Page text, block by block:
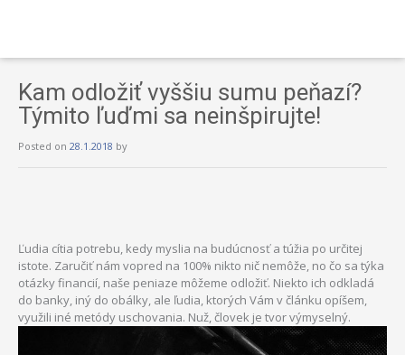
Kam odložiť vyššiu sumu peňazí?
Týmito ľuďmi sa neinšpirujte!
Posted on 28.1.2018 by
Ľudia cítia potrebu, kedy myslia na budúcnosť a túžia po určitej
istote. Zaručiť nám vopred na 100% nikto nič nemôže, no čo sa týka
otázky financií, naše peniaze môžeme odložiť. Niekto ich odkladá
do banky, iný do obálky, ale ľudia, ktorých Vám v článku opíšem,
využili iné metódy uschovania. Nuž, človek je tvor výmyselný.